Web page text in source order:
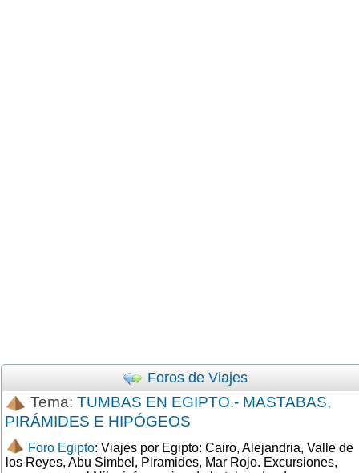
Foros de Viajes
Tema: TUMBAS EN EGIPTO.- MASTABAS,
PIRÁMIDES E HIPÓGEOS
Foro Egipto: Viajes por Egipto: Cairo, Alejandria, Valle de
los Reyes, Abu Simbel, Piramides, Mar Rojo. Excursiones,